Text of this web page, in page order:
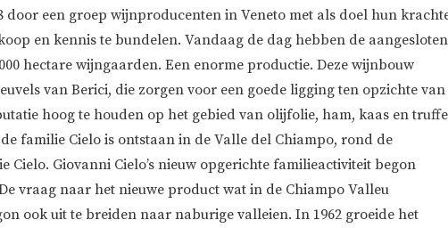
door een groep wijnproducenten in Veneto met als doel hun
en kennis te bundelen. Vandaag de dag hebben de aangesloten
hectare wijngaarden. Een enorme productie. Deze wijnbouw
van Berici, die zorgen voor een goede ligging ten opzichte van
hoog te houden op het gebied van olijfolie, ham, kaas en
familie Cielo is ontstaan in de Valle del Chiampo, rond de
Giovanni Cielo’s nieuw opgerichte familieactiviteit begon
vraag naar het nieuwe product wat in de Chiampo Valleu
ook uit te breiden naar naburige valleien. In 1962 groeide het